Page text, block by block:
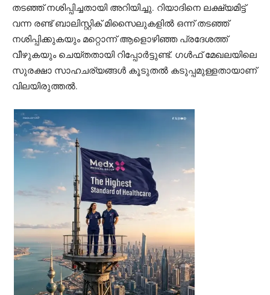
തടഞ്ഞ് നശിപ്പിച്ചതായി അറിയിച്ചു. റിയാദിനെ ലക്ഷ്യമിട്ട്
വന്ന രണ്ട് ബാലിസ്റ്റിക് മിസൈലുകളിൽ ഒന്ന് തടഞ്ഞ്
നശിപ്പിക്കുകയും മറ്റൊന്ന് ആളൊഴിഞ്ഞ പ്രദേശത്ത്
വീഴുകയും ചെയ്തതായി റിപ്പോർട്ടുണ്ട്. ഗൾഫ് മേഖലയിലെ
സുരക്ഷാ സാഹചര്യങ്ങൾ കൂടുതൽ കടുപ്പമുള്ളതായാണ്
വിലയിരുത്തൽ.